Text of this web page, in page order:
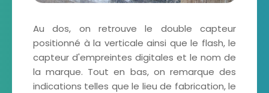
Au dos, on retrouve le double capteur
positionné à la verticale ainsi que le flash, le
capteur d'empreintes digitales et le nom de
la marque. Tout en bas, on remarque des
indications telles que le lieu de fabrication, le